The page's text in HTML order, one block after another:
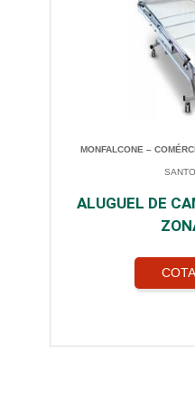
MONFALCONE –
ALUGUEL DE